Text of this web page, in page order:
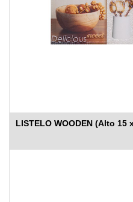
LISTELO WOODEN (Alto 15